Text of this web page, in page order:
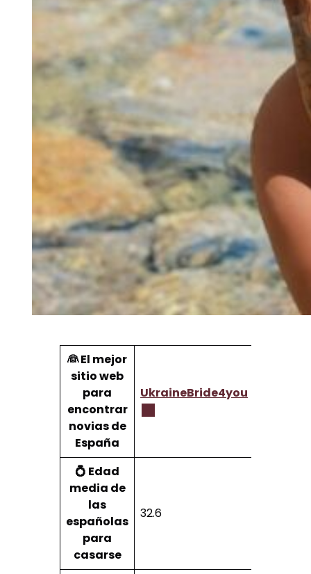
👰 El mejor
sitio web
para
encontrar
novias de
España
UkraineBride4you
💍 Edad
media de
las
españolas
para
casarse
32.6